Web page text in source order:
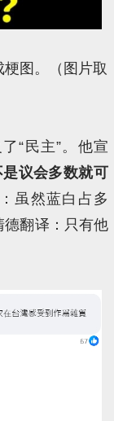
图。（图片取
“民主”。他宣
议会多数就可
虽然蓝白占多
德翻译：只有他